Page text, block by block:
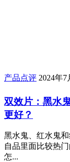
产品点评 2024年7
双效片：黑水
更好？
黑水鬼、红水鬼
自品里面比较热
怎...